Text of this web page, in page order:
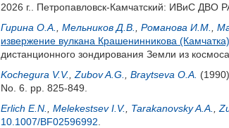
2026 г.. Петропавловск-Камчатский: ИВиС ДВО
Гирина О.А.
Мельников Д.В. Романова И.М.
извержение вулкана Крашенинникова
дистанционного зондирования Земли из
Kochegura V.V. Zubov A.G. Braytseva O.A. (1990)
No. 6. pp. 825-849.
Erlich E.N.
Melekestsev I.V. Tarakanovsky A.A.
10.1007/BF02596992